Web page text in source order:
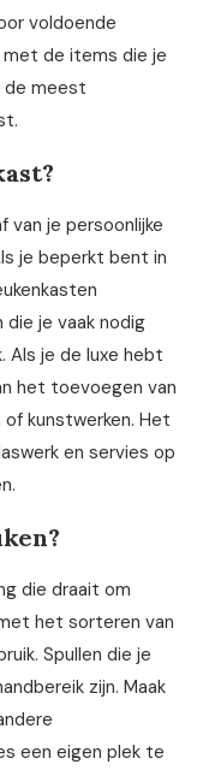
voldoende
met de items die je
de meest
van je persoonlijke
je beperkt bent in
die je vaak nodig
Als je de luxe hebt
het toevoegen van
kunstwerken. Het
en servies op
die draait om
het sorteren van
Spullen die je
zijn. Maak
een eigen plek te